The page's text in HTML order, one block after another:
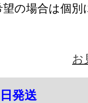
の場合は個別
お
発送